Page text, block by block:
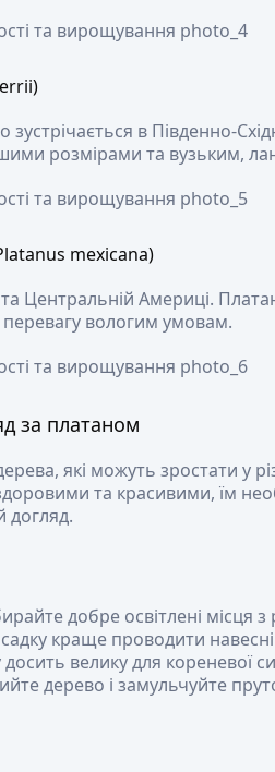
в Південно-
розмірами та вузьким,
mexicana)
Центральній Америці.
перевагу вологим умовам.
за платаном
які можуть зростати у
та красивими, їм
догляд.
добре освітлені місця
краще проводити
велику для кореневої
дерево і замульчуйте